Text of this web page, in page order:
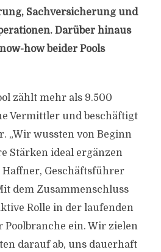
Sachversicherung und
Darüber hinaus
how beider Pools
zählt mehr als 9.500
Vermittler und beschäftigt
„Wir wussten von Beginn
Stärken ideal ergänzen
Haffner, Geschäftsführer
dem Zusammenschluss
Rolle in der laufenden
Poolbranche ein. Wir zielen
darauf ab, uns dauerhaft